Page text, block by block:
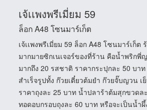
เจ้เเพงพรีเมี่ยม 59
ล็อก A48 โซนมาร์เก็ต
เจ้เเพงพรีเมี่ยม 59 ล็อก A48 โซนมาร์เก็ต
มากมายซิกเนเจอร์ของที่ร้าน คือน้ำพริกพี่
มากถึง 20 รสชาติ ราคากระปุกละ 50 บา
สำเร็จรูปทั้ง ก๊วยเตี๋ยวต้มยำ ก๊วยจั๊บญวน เ
ราคาถุงละ 25 บาท น้ำปลาร้าต้มสุกขวดล
ทอดอบกรอบถุงละ 60 บาท หรือจะเป็นน้ำ